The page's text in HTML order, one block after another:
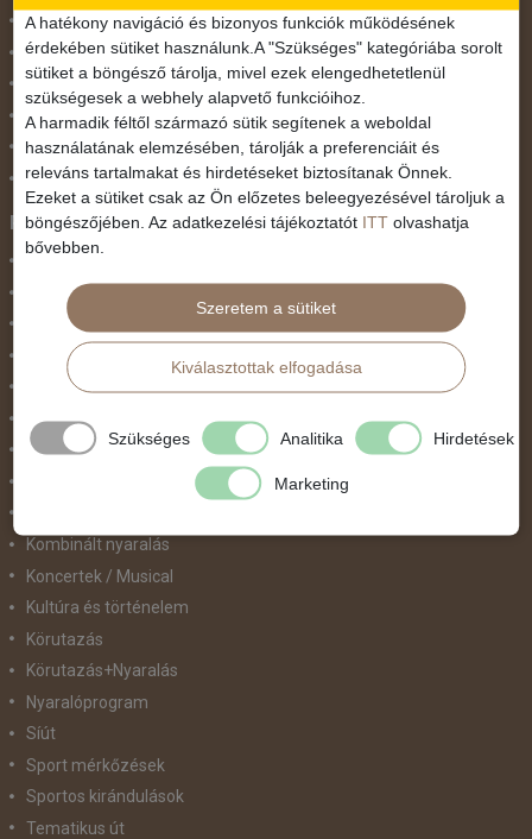
November 1.
Október 23.
Pünkösdi utazás
Szilveszter
Tavaszi szünet
Valentin nap
Programtípus
Belépőjegy
Egyéni út
Egzotikus út
Fesztiválok
Golfút
Gyalogtúra
Kombinált nyaralás
Koncertek / Musical
Kultúra és történelem
Körutazás
Körutazás+Nyaralás
Nyaralóprogram
Síút
Sport mérkőzések
Sportos kirándulások
Tematikus út
A hatékony navigáció és bizonyos funkciók működésének
érdekében sütiket használunk.A "Szükséges" kategóriába sorolt
sütiket a böngésző tárolja, mivel ezek elengedhetetlenül
szükségesek a webhely alapvető funkcióihoz.
A harmadik féltől származó sütik segítenek a weboldal
használatának elemzésében, tárolják a preferenciáit és
releváns tartalmakat és hirdetéseket biztosítanak Önnek.
Ezeket a sütiket csak az Ön előzetes beleegyezésével tároljuk a
böngészőjében. Az adatkezelési tájékoztatót ITT olvashatja
bővebben.
Szeretem a sütiket
Kiválasztottak elfogadása
Szükséges Analitika Hirdetések
Marketing